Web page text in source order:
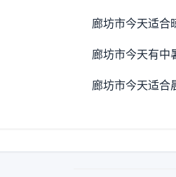
廊坊市今天适合
廊坊市今天有中
廊坊市今天适合